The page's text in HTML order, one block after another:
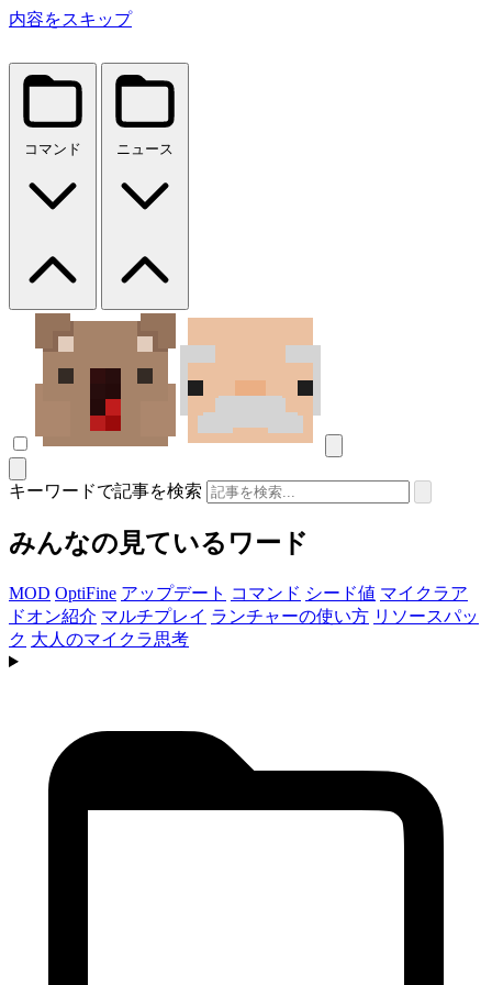
内容をスキップ
コマンド ニュース
キーワードで記事を検索
みんなの見ているワード
MOD OptiFine アップデート コマンド シード値 マイクラア
ドオン紹介 マルチプレイ ランチャーの使い方 リソースパッ
ク 大人のマイクラ思考